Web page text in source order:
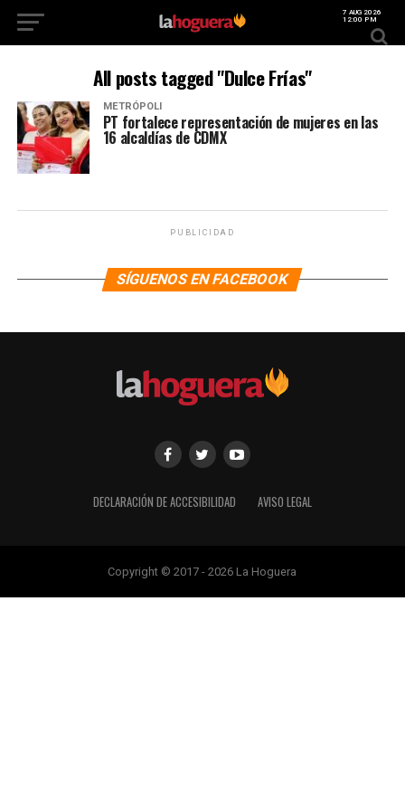
7 AUG 2026
12:00 PM
All posts tagged "Dulce Frías"
METRÓPOLI
PT fortalece representación de mujeres en las
16 alcaldías de CDMX
PUBLICIDAD
SÍGUENOS EN FACEBOOK
DECLARACIÓN DE ACCESIBILIDAD AVISO LEGAL
Copyright © 2017 - 2026 La Hoguera